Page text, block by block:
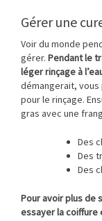
Gérer une
Voir du monde
gérer. Pendant le
léger rinçage à
démangerait, vous
pour le rinçage.
gras avec une
Des
Des
Des
Pour avoir plus de
essayer la coiffure